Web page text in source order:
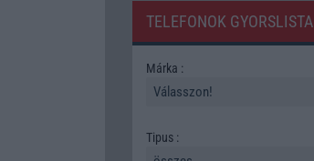
TELEFONOK GYORSLISTA
Márka :
Tipus :